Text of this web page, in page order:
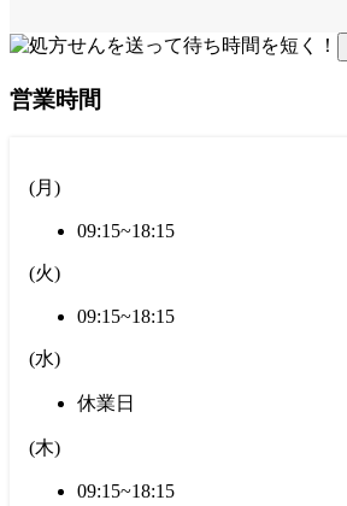
営業時間
(月 )
09:15~18:15
(火)
09:15~18:15
(水)
休業日
(木)
09:15~18:15